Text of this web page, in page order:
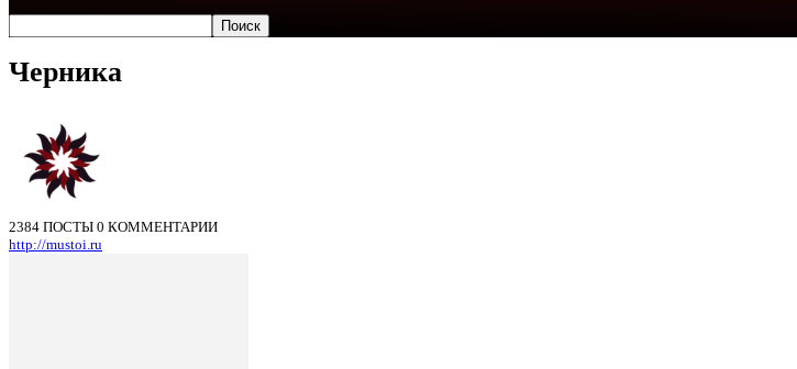
Черника
2384 ПОСТЫ 0 КОММЕНТАРИИ
http://mustoi.ru